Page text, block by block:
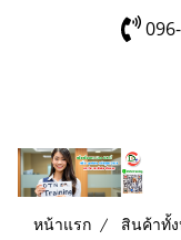
หน้าแรก สินค้าทั้